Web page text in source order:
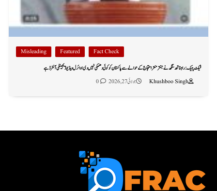
Fact Check
Featured
Misleading
فیکٹ چیک: راجناتھ سنگھ نے جنتر منتر احتجاج کے حوالے سے پاکستان کو کوئی دھمکی نہیں دی؛ وائرل ویڈیو ڈیجیٹلی آلٹرڈ ہے
Khushboo Singh
جولائی 27, 2026 0